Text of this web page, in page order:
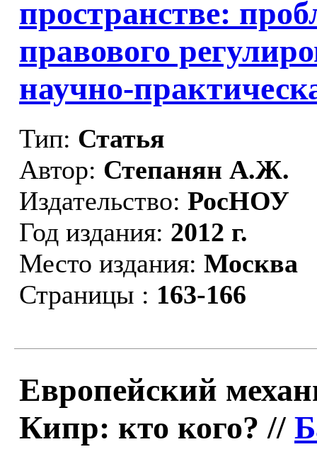
пространстве:
правового
научно-
Тип: Статья
Автор: Степанян А.Ж.
Издательство: РосНОУ
Год издания: 2012 г.
Место издания: Москва
Страницы : 163-166
Европейский
Кипр: кто кого? //